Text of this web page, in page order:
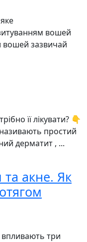
вошей
вошей зазвичай
її лікувати? 👇
простий
дерматит , ...
акне. Як
впливають три